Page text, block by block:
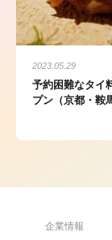
2023.05.29
予約困難なタイ
プン（京都・鞍
企業情報